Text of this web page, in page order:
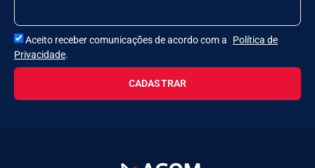
Aceito receber comunicações de acordo com a
Política de
Privacidade.
CADASTRAR